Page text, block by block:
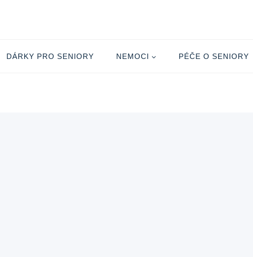
DÁRKY PRO SENIORY NEMOCI PÉČE O SENIORY